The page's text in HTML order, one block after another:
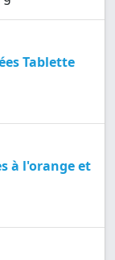
Tablette
à l'orange et